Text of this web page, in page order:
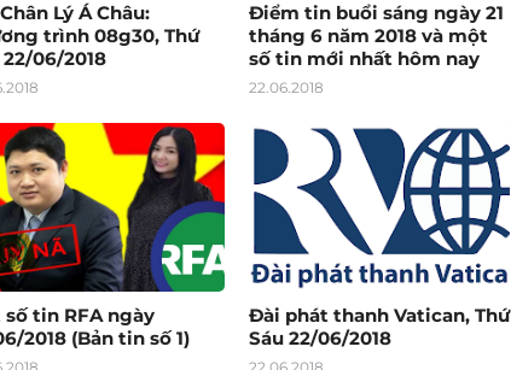
Lý Á Châu:
trình 08g30, Thứ
22/06/2018
Điểm tin buổi sáng ngày 21
tháng 6 năm 2018 và một
số tin mới nhất hôm nay
22.06.2018
số tin RFA ngày
2018 (Bản tin số 1)
Đài phát thanh Vatican, Thứ
Sáu 22/06/2018